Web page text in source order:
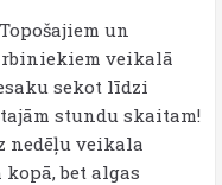
un
veikalā
sekot līdzi
stundu skaitam!
nedēļu veikala
bet algas